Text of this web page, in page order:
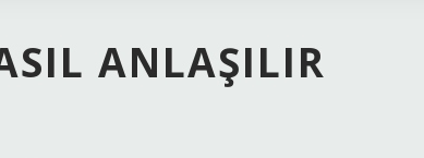
ANLAŞILIR